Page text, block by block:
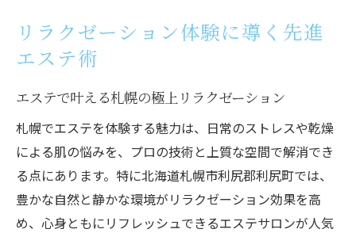
リラクゼーション体験に導く先進
エステ術
エステで叶える札幌の極上リラクゼーション
札幌でエステを体験する魅力は、日常のストレスや乾燥
による肌の悩みを、プロの技術と上質な空間で解消でき
る点にあります。特に北海道札幌市利尻郡利尻町では、
豊かな自然と静かな環境がリラクゼーション効果を高
め、心身ともにリフレッシュできるエステサロンが人気